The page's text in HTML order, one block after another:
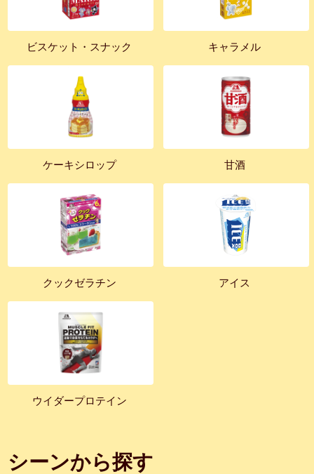
ビスケット・スナック キャラメル
ケーキシロップ 甘酒
クックゼラチン アイス
ウイダープロテイン
シーンから探す